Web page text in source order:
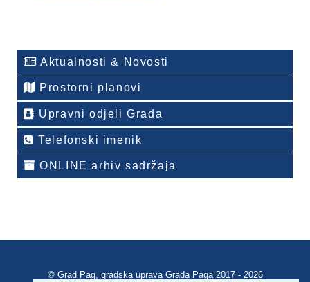
Aktualnosti & Novosti
Prostorni planovi
Upravni odjeli Grada
Telefonski imenik
ONLINE arhiv sadržaja
© Grad Pag, gradska uprava Grada Paga 2017 - 2026